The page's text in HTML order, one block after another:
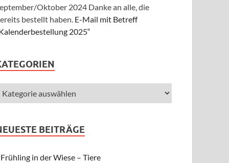
Oktober 2024 Danke an alle, die
bestellt haben. E-Mail mit Betreff
2025“
BEITRÄGE
Frühling in der Wiese – Tiere